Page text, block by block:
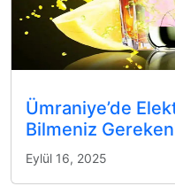
Ümraniye’de
Bilmeniz
Eylül 16, 2025